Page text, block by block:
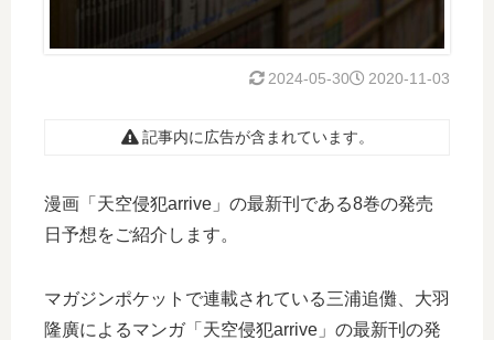
2020-11-03
2024-05-30
記事内に広告が含まれています。
漫画「天空侵犯arrive」の最新刊である8巻の発売
日予想をご紹介します。
マガジンポケットで連載されている三浦追儺、大羽
隆廣によるマンガ「天空侵犯arrive」の最新刊の発